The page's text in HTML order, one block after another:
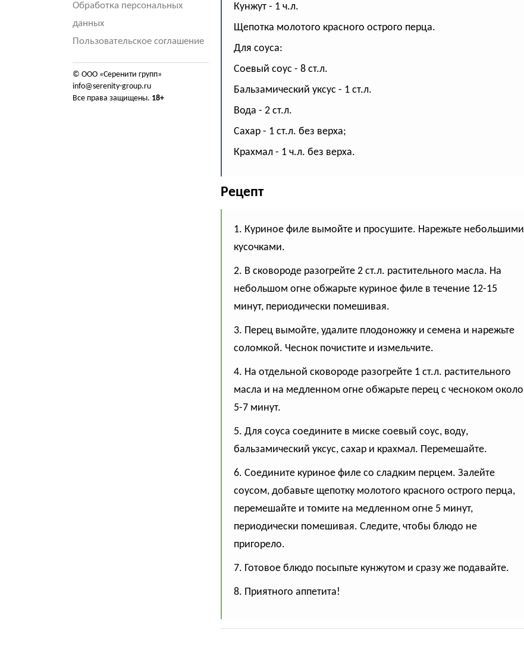
Обработка персональных
данных
Пользовательское соглашение
© ООО «Серенити групп»
info@serenity-group.ru
Все права защищены. 18+
Кунжут - 1 ч.л.
Щепотка молотого красного острого перца.
Для соуса:
Соевый соус - 8 ст.л.
Бальзамический уксус - 1 ст.л.
Вода - 2 ст.л.
Сахар - 1 ст.л. без верха;
Крахмал - 1 ч.л. без верха.
Рецепт
1. Куриное филе вымойте и просушите. Нарежьте небольшими
кусочками.
2. В сковороде разогрейте 2 ст.л. растительного масла. На
небольшом огне обжарьте куриное филе в течение 12-15
минут, периодически помешивая.
3. Перец вымойте, удалите плодоножку и семена и нарежьте
соломкой. Чеснок почистите и измельчите.
4. На отдельной сковороде разогрейте 1 ст.л. растительного
масла и на медленном огне обжарьте перец с чесноком около
5-7 минут.
5. Для соуса соедините в миске соевый соус, воду,
бальзамический уксус, сахар и крахмал. Перемешайте.
6. Соедините куриное филе со сладким перцем. Залейте
соусом, добавьте щепотку молотого красного острого перца,
перемешайте и томите на медленном огне 5 минут,
периодически помешивая. Следите, чтобы блюдо не
пригорело.
7. Готовое блюдо посыпьте кунжутом и сразу же подавайте.
8. Приятного аппетита!